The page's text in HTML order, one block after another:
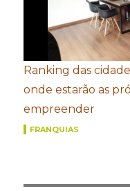
Ranking das
onde estarão as
empreender
FRANQUIAS